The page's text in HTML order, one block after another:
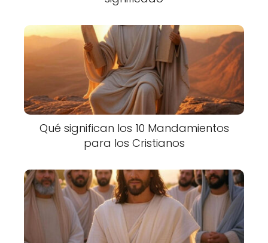
Qué significan los 10 Mandamientos
para los Cristianos